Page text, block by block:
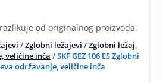
od originalnog proizvoda.
/Zglobni ležajevi /Zglobni ležaj,
veličine inča / SKF GEZ 106 ES Zglobni
održavanje, veličine inča